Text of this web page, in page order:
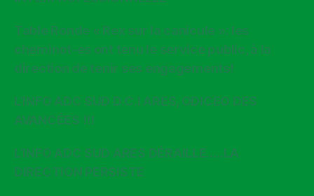
Table Ronde « Rex sur la canicule »: les
cheminot-es ont tenu le service public, à la
direction de tenir ses engagements!
L’INFO ADC SUD D.C.I ARES, ODICEO DES
AVANCÉES !!!
L’INFO ADC SUD ARES DÉRAILLE…..LA
DIRECTION PERSISTE